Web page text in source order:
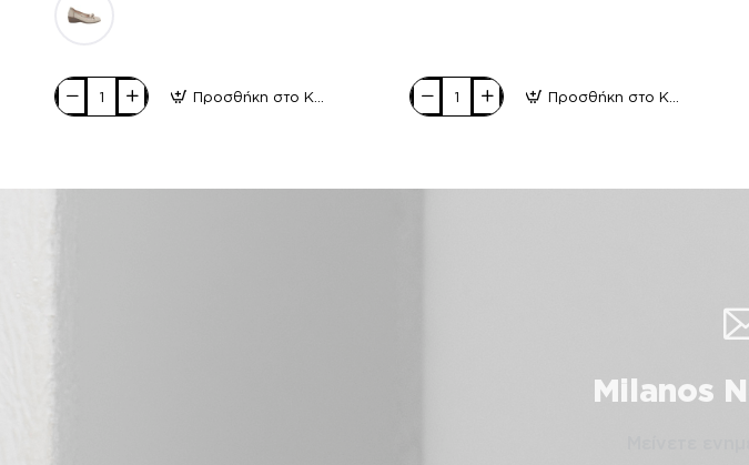
Relax
anatomic
4220
Προσθήκη στο Καλάθι
Relax
anatomic
4434
Προσθήκη στο Καλάθι
Milanos